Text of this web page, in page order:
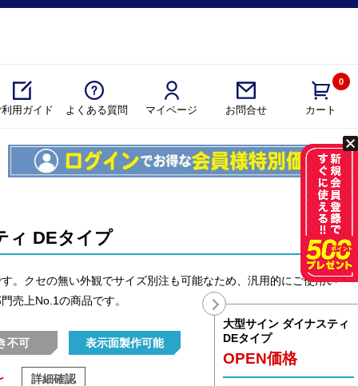
用ガイド よくある質問 マイページ お問合せ カート
0
ィ DEタイプ
。クセの無い外観でサイズ別注も可能なため、汎用的にご使用い
売上No.1の商品です。
不可 表示面製作可能
詳細確認
大型サイン ダイナスティ
DEタイプ
OPEN価格